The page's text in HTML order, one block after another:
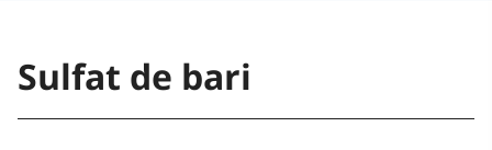
Sulfat de bari